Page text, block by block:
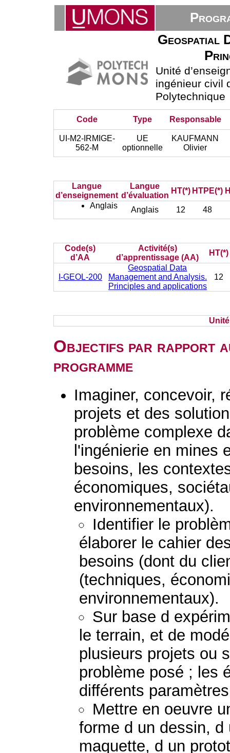
Geospatial
Unité
ingénieur civil
Polytechnique
Code Type Responsable
UI-M2-IRMIGE-
562-M
UE
optionnelle
KAUFMANN
Olivier
Langue
d’enseignement
Langue
d’évaluation
HT(*) HTPE(*)
Anglais
Anglais 12 48
Code(s)
d’AA
Activité(s)
d’apprentissage (AA)
HT(*)
I-GEOL-200
Geospatial Data
Management and Analysis.
Principles and applications
12
Objectifs par rapport
programme
Imaginer, concevoir,
projets et des
problème complexe
l'ingénierie en mines
besoins, les
économiques,
environnementaux).
Identifier le
élaborer le cahier
besoins (dont du
(techniques,
environnementaux).
Sur base d
le terrain, et de
plusieurs projets ou
problème posé ; les
différents
Mettre en oeuvre
forme d un dessin,
maquette, d un